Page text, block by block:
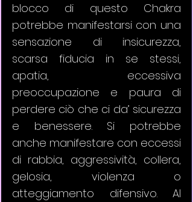
blocco di questo Chakra
potrebbe manifestarsi con una
sensazione di insicurezza,
scarsa fiducia in se stessi,
apatia, eccessiva
preoccupazione e paura di
perdere ciò che ci da’ sicurezza
e benessere. Si potrebbe
anche manifestare con eccessi
di rabbia, aggressività, collera,
gelosia, violenza o
atteggiamento difensivo. Al